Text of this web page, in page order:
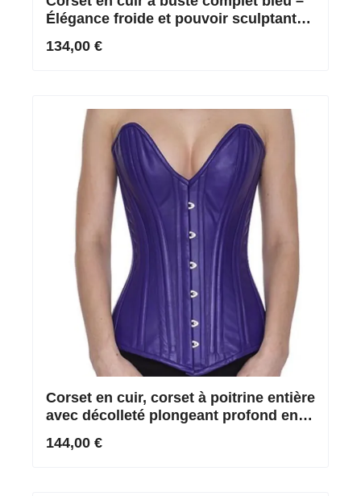
Élégance froide et pouvoir sculptant
134,00 €
Corset en cuir, corset à poitrine entière
avec décolleté plongeant profond en
144,00 €